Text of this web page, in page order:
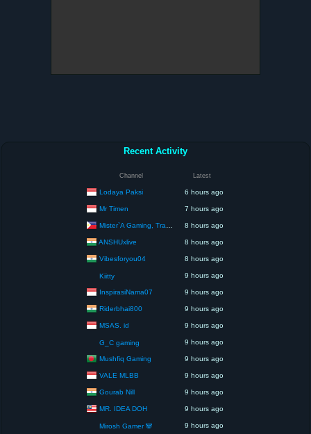
Recent Activity
Channel Latest
Lodaya Paksi 6 hours ago
Mr Timen 7 hours ago
Mister`A Gaming, Trading, Travels and Lifestyle 8 hours ago
ANSHUxlive 8 hours ago
Vibesforyou04 8 hours ago
Kiitty 9 hours ago
InspirasiNama07 9 hours ago
Riderbhai800 9 hours ago
MSAS. id 9 hours ago
G_C gaming 9 hours ago
Mushfiq Gaming 9 hours ago
VALE MLBB 9 hours ago
Gourab Nill 9 hours ago
MR. IDEA DOH 9 hours ago
Mirosh Gamer 🐼 9 hours ago